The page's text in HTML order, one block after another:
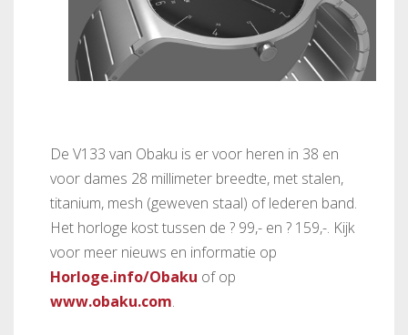
De V133 van Obaku is er voor heren in 38 en
voor dames 28 millimeter breedte, met stalen,
titanium, mesh (geweven staal) of lederen band.
Het horloge kost tussen de ? 99,- en ? 159,-. Kijk
voor meer nieuws en informatie op
Horloge.info/Obaku of op
www.obaku.com.